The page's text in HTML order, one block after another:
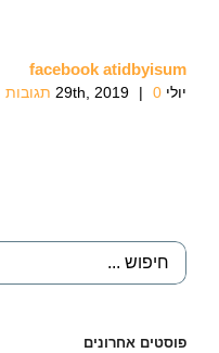
facebook atidbyisum
יולי 29th, 2019 | 0 תגובות
חיפוש...
פוסטים אחרונים